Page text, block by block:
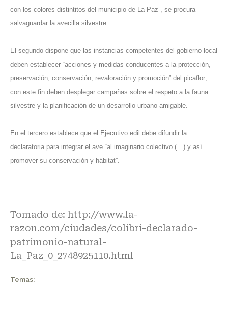
con los colores distintitos del municipio de La Paz”, se procura
salvaguardar la avecilla silvestre.
El segundo dispone que las instancias competentes del gobierno local
deben establecer “acciones y medidas conducentes a la protección,
preservación, conservación, revaloración y promoción” del picaflor;
con este fin deben desplegar campañas sobre el respeto a la fauna
silvestre y la planificación de un desarrollo urbano amigable.
En el tercero establece que el Ejecutivo edil debe difundir la
declaratoria para integrar el ave “al imaginario colectivo (…) y así
promover su conservación y hábitat”.
Tomado de: http://www.la-
razon.com/ciudades/colibri-declarado-
patrimonio-natural-
La_Paz_0_2748925110.html
Temas: